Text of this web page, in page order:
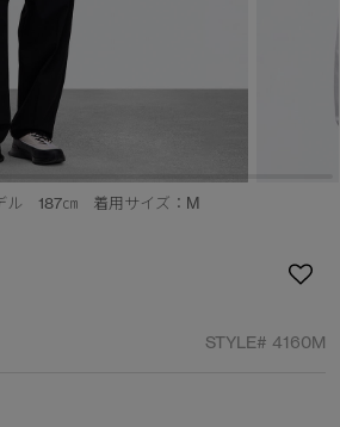
ェア
ー
ア
ェア
ー
ア
ル 187㎝ 着用サイズ：M
STYLE# 4160M